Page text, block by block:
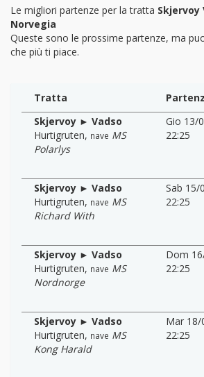
Le migliori partenze per la tratta Skjervoy
Norvegia
Queste sono le prossime partenze, ma
che più ti piace.
Tratta
Skjervoy ► Vadso
Hurtigruten, nave MS
Polarlys
Gio 13/
22:25
Skjervoy ► Vadso
Hurtigruten, nave MS
Richard With
Sab 15/
22:25
Skjervoy ► Vadso
Hurtigruten, nave MS
Nordnorge
Dom
22:25
Skjervoy ► Vadso
Hurtigruten, nave MS
Kong Harald
Mar 18/
22:25